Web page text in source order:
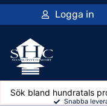
Logga in
Snabba